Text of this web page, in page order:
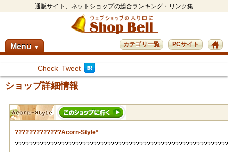
通販サイト、ネットショップの総合ランキング・リンク集
Menu ▼ PCサイト
カテゴリ一覧
Check Tweet
ショップ詳細情報
?????????????Acorn-Style*